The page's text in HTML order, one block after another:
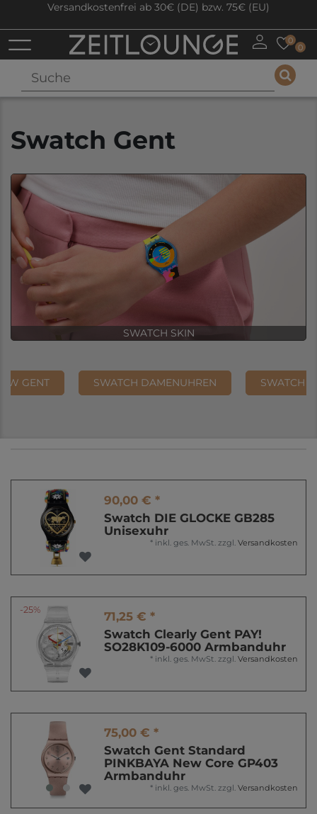
Versandkostenfrei ab 30€ (DE) bzw. 75€ (EU)
0
0
Swatch Gent
SWATCH BIG BOLD
GENT SWATCH DAMENUHREN SWATCH
90,00 € *
Swatch DIE GLOCKE GB285
Unisexuhr
* inkl. ges. MwSt. zzgl. Versandkosten
-25%
71,25 € *
Swatch Clearly Gent PAY!
SO28K109-6000 Armbanduhr
* inkl. ges. MwSt. zzgl. Versandkosten
75,00 € *
Swatch Gent Standard
PINKBAYA New Core GP403
Armbanduhr
* inkl. ges. MwSt. zzgl. Versandkosten